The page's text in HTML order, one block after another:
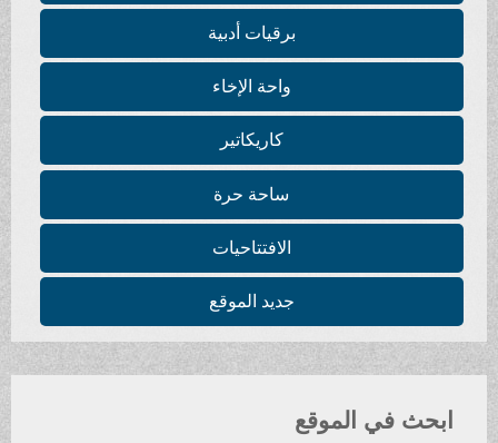
برقيات أدبية
واحة الإخاء
كاريكاتير
ساحة حرة
الافتتاحيات
جديد الموقع
ابحث في الموقع